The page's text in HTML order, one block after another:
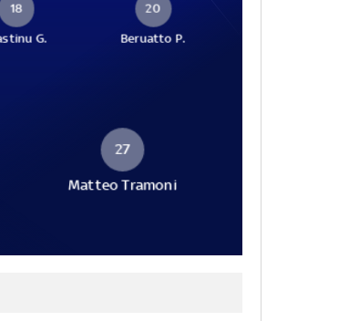
18
G.
20
Beruatto P.
27
Matteo Tramoni